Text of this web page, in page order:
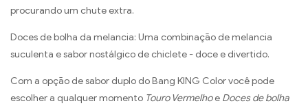
procurando um chute extra.
Doces de bolha da melancia: Uma combinação de melancia
suculenta e sabor nostálgico de chiclete - doce e divertido.
Com a opção de sabor duplo do Bang KING Color você pode
escolher a qualquer momento Touro Vermelhoe Doces de bolha